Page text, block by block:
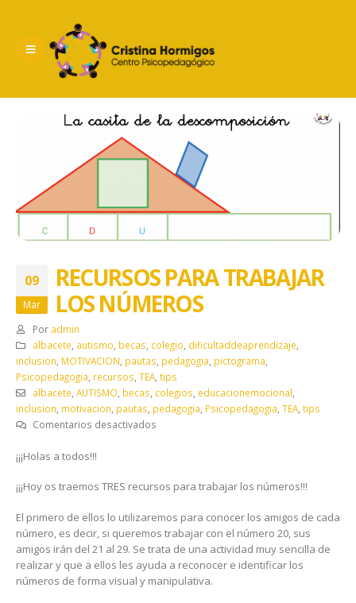
09
Mar
RECURSOS PARA TRABAJAR
LOS NÚMEROS
Por admin
albacete autismo becas colegio dificultaddeaprendizaje
inclusion MOTIVACION pautas pedagogia pictograma
Psicopedagogia recursos TEA tips
albacete AUTISMO becas colegios educacionemocional
inclusion motivacion pautas pedagogia Psicopedagogia TEA tips
Comentarios desactivadosen
LOS
¡¡¡Holas a todos!!!
¡¡¡Hoy os traemos TRES recursos para trabajar los números!!!
El primero de ellos lo utilizaremos para conocer los amigos de cada
número, es decir, si queremos trabajar con el número 20, sus
amigos irán del 21 al 29. Se trata de una actividad muy sencilla de
realizar y que a ellos les ayuda a reconocer e identificar los
números de forma visual y manipulativa.